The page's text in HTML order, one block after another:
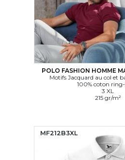
POLO FASHION HOMME
Motifs Jacquard au col et
100% coton
3 XL
215 gr/m²
MF212B3XL